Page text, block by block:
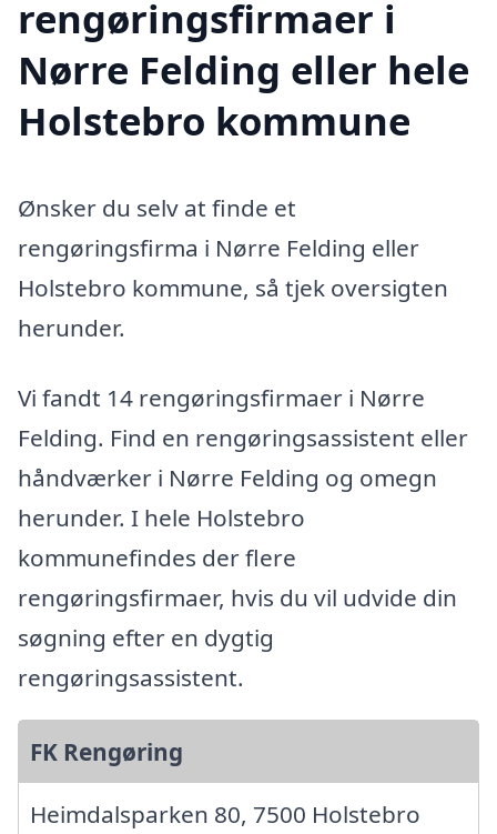
rengøringsfirmaer i
Nørre Felding eller hele
Holstebro kommune
Ønsker du selv at finde et
rengøringsfirma i Nørre Felding eller
Holstebro kommune, så tjek oversigten
herunder.
Vi fandt 14 rengøringsfirmaer i Nørre
Felding. Find en rengøringsassistent eller
håndværker i Nørre Felding og omegn
herunder. I hele Holstebro
kommunefindes der flere
rengøringsfirmaer, hvis du vil udvide din
søgning efter en dygtig
rengøringsassistent.
FK Rengøring
Heimdalsparken 80, 7500 Holstebro